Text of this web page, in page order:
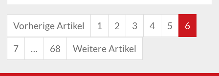
Vorherige Artikel 1 2 3 4 5 6
7 … 68 Weitere Artikel